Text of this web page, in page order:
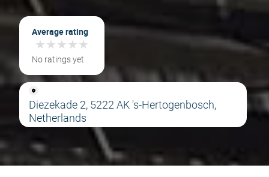
Average rating
★★★★★
★★★★★
No ratings yet
Diezekade 2, 5222 AK 's-Hertogenbosch,
Netherlands